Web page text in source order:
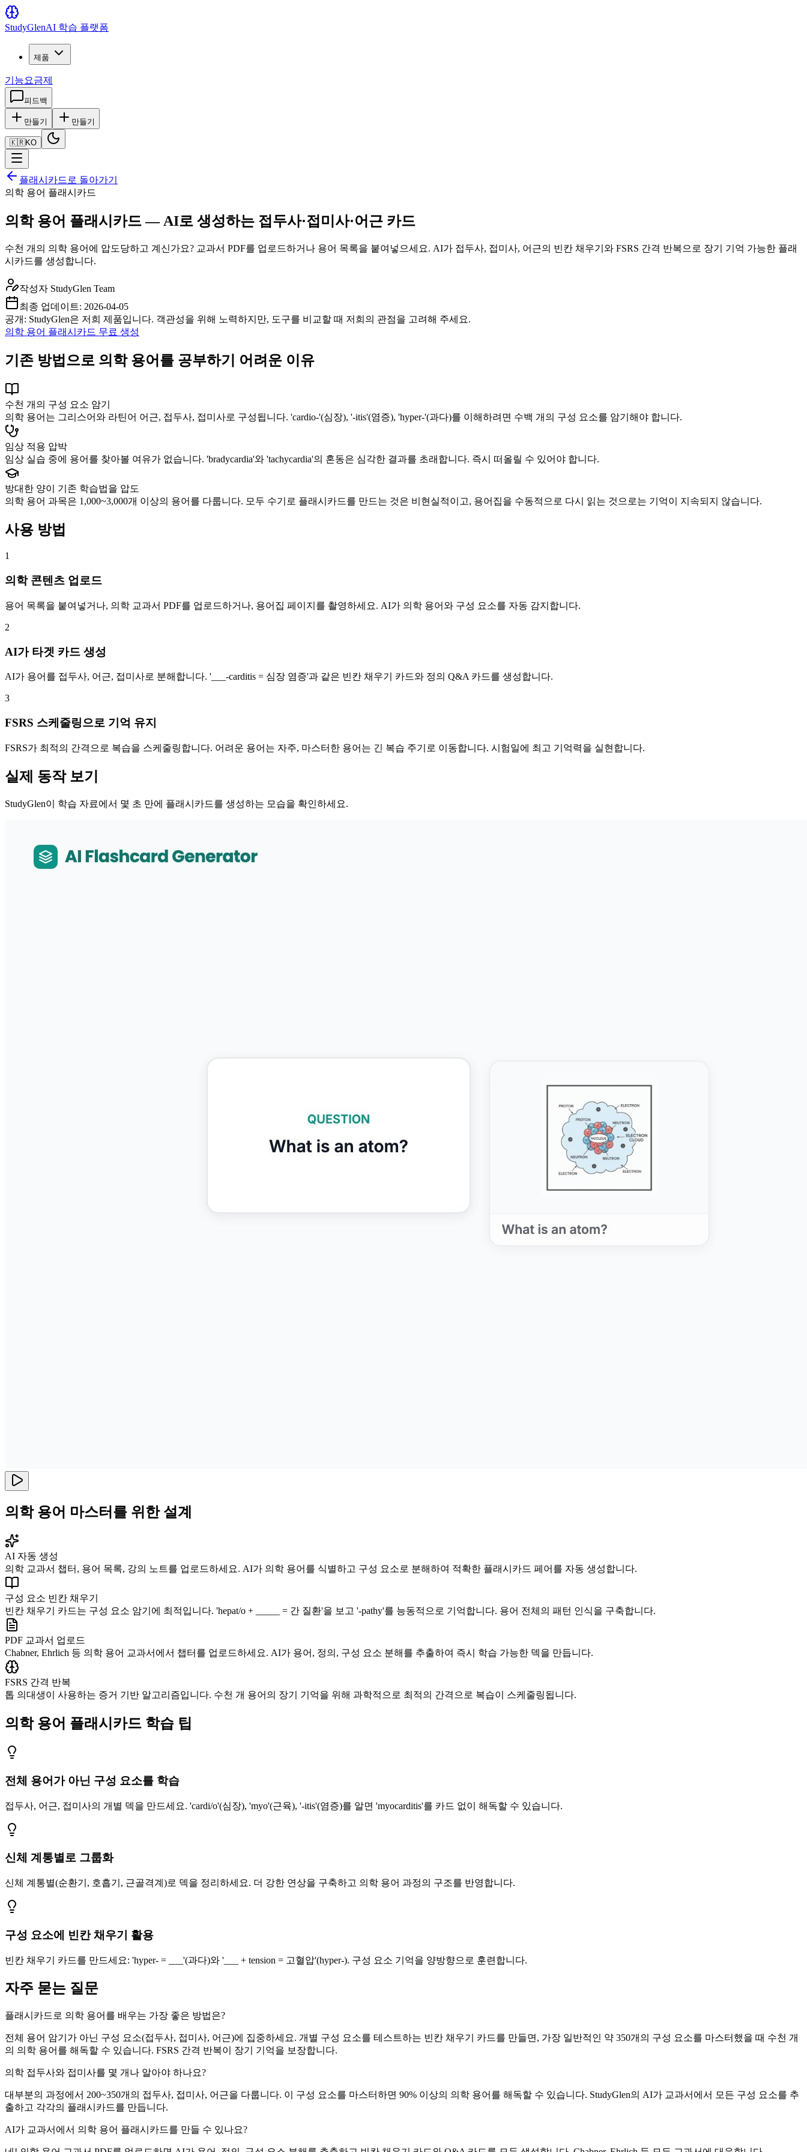
StudyGlenAI 학습 플랫폼
제품
기능요금제
피드백
만들기 만들기
🇰🇷KO
플래시카드로 돌아가기
의학 용어 플래시카드
의학 용어 플래시카드 — AI로 생성하는 접두사·접미사·어근 카드
수천 개의 의학 용어에 압도당하고 계신가요? 교과서 PDF를 업로드하거나 용어 목록을 붙여넣으세요. AI가 접두사, 접미사, 어근의 빈칸 채우기와 FSRS 간격 반복으로 장기 기억 가능한 플래
시카드를 생성합니다.
작성자 StudyGlen Team
최종 업데이트: 2026-04-05
공개: StudyGlen은 저희 제품입니다. 객관성을 위해 노력하지만, 도구를 비교할 때 저희의 관점을 고려해 주세요.
의학 용어 플래시카드 무료 생성
기존 방법으로 의학 용어를 공부하기 어려운 이유
수천 개의 구성 요소 암기
의학 용어는 그리스어와 라틴어 어근, 접두사, 접미사로 구성됩니다. 'cardio-'(심장), '-itis'(염증), 'hyper-'(과다)를 이해하려면 수백 개의 구성 요소를 암기해야 합니다.
임상 적용 압박
임상 실습 중에 용어를 찾아볼 여유가 없습니다. 'bradycardia'와 'tachycardia'의 혼동은 심각한 결과를 초래합니다. 즉시 떠올릴 수 있어야 합니다.
방대한 양이 기존 학습법을 압도
의학 용어 과목은 1,000~3,000개 이상의 용어를 다룹니다. 모두 수기로 플래시카드를 만드는 것은 비현실적이고, 용어집을 수동적으로 다시 읽는 것으로는 기억이 지속되지 않습니다.
사용 방법
1
의학 콘텐츠 업로드
용어 목록을 붙여넣거나, 의학 교과서 PDF를 업로드하거나, 용어집 페이지를 촬영하세요. AI가 의학 용어와 구성 요소를 자동 감지합니다.
2
AI가 타겟 카드 생성
AI가 용어를 접두사, 어근, 접미사로 분해합니다. '___-carditis = 심장 염증'과 같은 빈칸 채우기 카드와 정의 Q&A 카드를 생성합니다.
3
FSRS 스케줄링으로 기억 유지
FSRS가 최적의 간격으로 복습을 스케줄링합니다. 어려운 용어는 자주, 마스터한 용어는 긴 복습 주기로 이동합니다. 시험일에 최고 기억력을 실현합니다.
실제 동작 보기
StudyGlen이 학습 자료에서 몇 초 만에 플래시카드를 생성하는 모습을 확인하세요.
의학 용어 마스터를 위한 설계
AI 자동 생성
의학 교과서 챕터, 용어 목록, 강의 노트를 업로드하세요. AI가 의학 용어를 식별하고 구성 요소로 분해하여 적확한 플래시카드 페어를 자동 생성합니다.
구성 요소 빈칸 채우기
빈칸 채우기 카드는 구성 요소 암기에 최적입니다. 'hepat/o + _____ = 간 질환'을 보고 '-pathy'를 능동적으로 기억합니다. 용어 전체의 패턴 인식을 구축합니다.
PDF 교과서 업로드
Chabner, Ehrlich 등 의학 용어 교과서에서 챕터를 업로드하세요. AI가 용어, 정의, 구성 요소 분해를 추출하여 즉시 학습 가능한 덱을 만듭니다.
FSRS 간격 반복
톱 의대생이 사용하는 증거 기반 알고리즘입니다. 수천 개 용어의 장기 기억을 위해 과학적으로 최적의 간격으로 복습이 스케줄링됩니다.
의학 용어 플래시카드 학습 팁
전체 용어가 아닌 구성 요소를 학습
접두사, 어근, 접미사의 개별 덱을 만드세요. 'cardi/o'(심장), 'myo'(근육), '-itis'(염증)를 알면 'myocarditis'를 카드 없이 해독할 수 있습니다.
신체 계통별로 그룹화
신체 계통별(순환기, 호흡기, 근골격계)로 덱을 정리하세요. 더 강한 연상을 구축하고 의학 용어 과정의 구조를 반영합니다.
구성 요소에 빈칸 채우기 활용
빈칸 채우기 카드를 만드세요: 'hyper- = ___'(과다)와 '___ + tension = 고혈압'(hyper-). 구성 요소 기억을 양방향으로 훈련합니다.
자주 묻는 질문
플래시카드로 의학 용어를 배우는 가장 좋은 방법은?
전체 용어 암기가 아닌 구성 요소(접두사, 접미사, 어근)에 집중하세요. 개별 구성 요소를 테스트하는 빈칸 채우기 카드를 만들면, 가장 일반적인 약 350개의 구성 요소를 마스터했을 때 수천 개
의 의학 용어를 해독할 수 있습니다. FSRS 간격 반복이 장기 기억을 보장합니다.
의학 접두사와 접미사를 몇 개나 알아야 하나요?
대부분의 과정에서 200~350개의 접두사, 접미사, 어근을 다룹니다. 이 구성 요소를 마스터하면 90% 이상의 의학 용어를 해독할 수 있습니다. StudyGlen의 AI가 교과서에서 모든 구성 요소를 추
출하고 각각의 플래시카드를 만듭니다.
AI가 교과서에서 의학 용어 플래시카드를 만들 수 있나요?